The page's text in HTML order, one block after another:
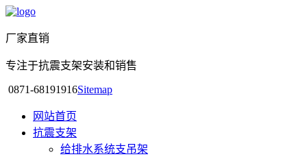
厂家直销
专注于抗震支架安装和销售
0871-68191916Sitemap
网站首页
抗震支架
给排水系统支吊架